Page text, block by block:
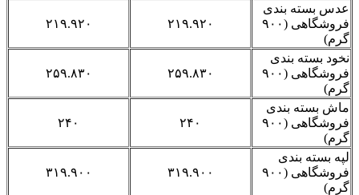
عدس بسته بندی
فروشگاهی (۹۰۰
گرم)
۲۱۹.۹۲۰ ۲۱۹.۹۲۰
نخود بسته بندی
فروشگاهی (۹۰۰
گرم)
۲۵۹.۸۳۰ ۲۵۹.۸۳۰
ماش بسته بندی
فروشگاهی (۹۰۰
گرم)
۲۴۰ ۲۴۰
لپه بسته بندی
فروشگاهی (۹۰۰
گرم)
۳۱۹.۹۰۰ ۳۱۹.۹۰۰